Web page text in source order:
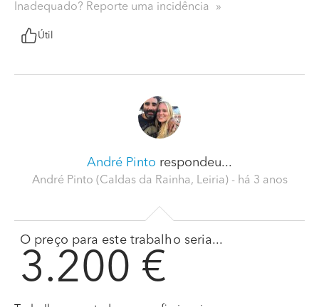
Inadequado? Reporte uma incidência
Útil
André Pinto respondeu...
André Pinto (Caldas da Rainha, Leiria) - há 3 anos
O preço para este trabalho seria...
3.200 €